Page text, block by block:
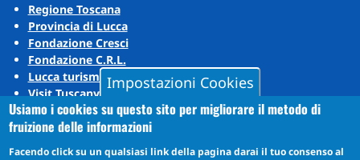
Regione Toscana
Provincia di Lucca
Fondazione Cresci
Fondazione C.R.L.
Lucca turismo
Visit Tuscany
Puccini Lands
Social media
Impostazioni Cookies
Usiamo i cookies su questo sito per migliorare il metodo di
fruizione delle informazioni
Facendo click su un qualsiasi link della pagina darai il tuo consenso al